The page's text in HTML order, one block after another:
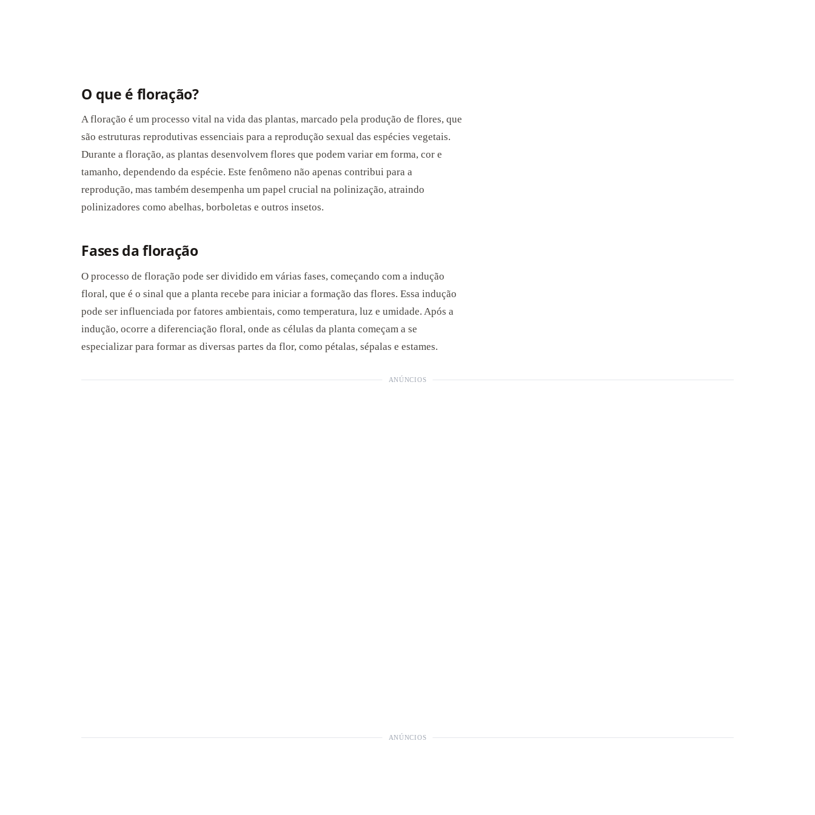
O que é floração?
A floração é um processo vital na vida das plantas, marcado pela produção de flores, que
são estruturas reprodutivas essenciais para a reprodução sexual das espécies vegetais.
Durante a floração, as plantas desenvolvem flores que podem variar em forma, cor e
tamanho, dependendo da espécie. Este fenômeno não apenas contribui para a
reprodução, mas também desempenha um papel crucial na polinização, atraindo
polinizadores como abelhas, borboletas e outros insetos.
Fases da floração
O processo de floração pode ser dividido em várias fases, começando com a indução
floral, que é o sinal que a planta recebe para iniciar a formação das flores. Essa indução
pode ser influenciada por fatores ambientais, como temperatura, luz e umidade. Após a
indução, ocorre a diferenciação floral, onde as células da planta começam a se
especializar para formar as diversas partes da flor, como pétalas, sépalas e estames.
ANÚNCIOS
ANÚNCIOS